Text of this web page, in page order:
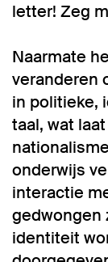
letter! Zeg
Naarmate
veranderen
in politieke,
taal, wat
onderwijs
interactie
gedwongen
identiteit